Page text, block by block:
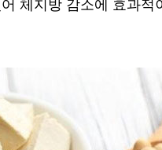
체지방 감소에 효과